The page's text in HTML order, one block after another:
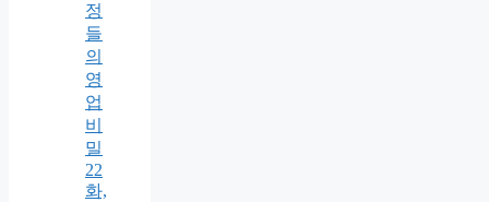
정
들
의
영
업
비
밀
22
화,